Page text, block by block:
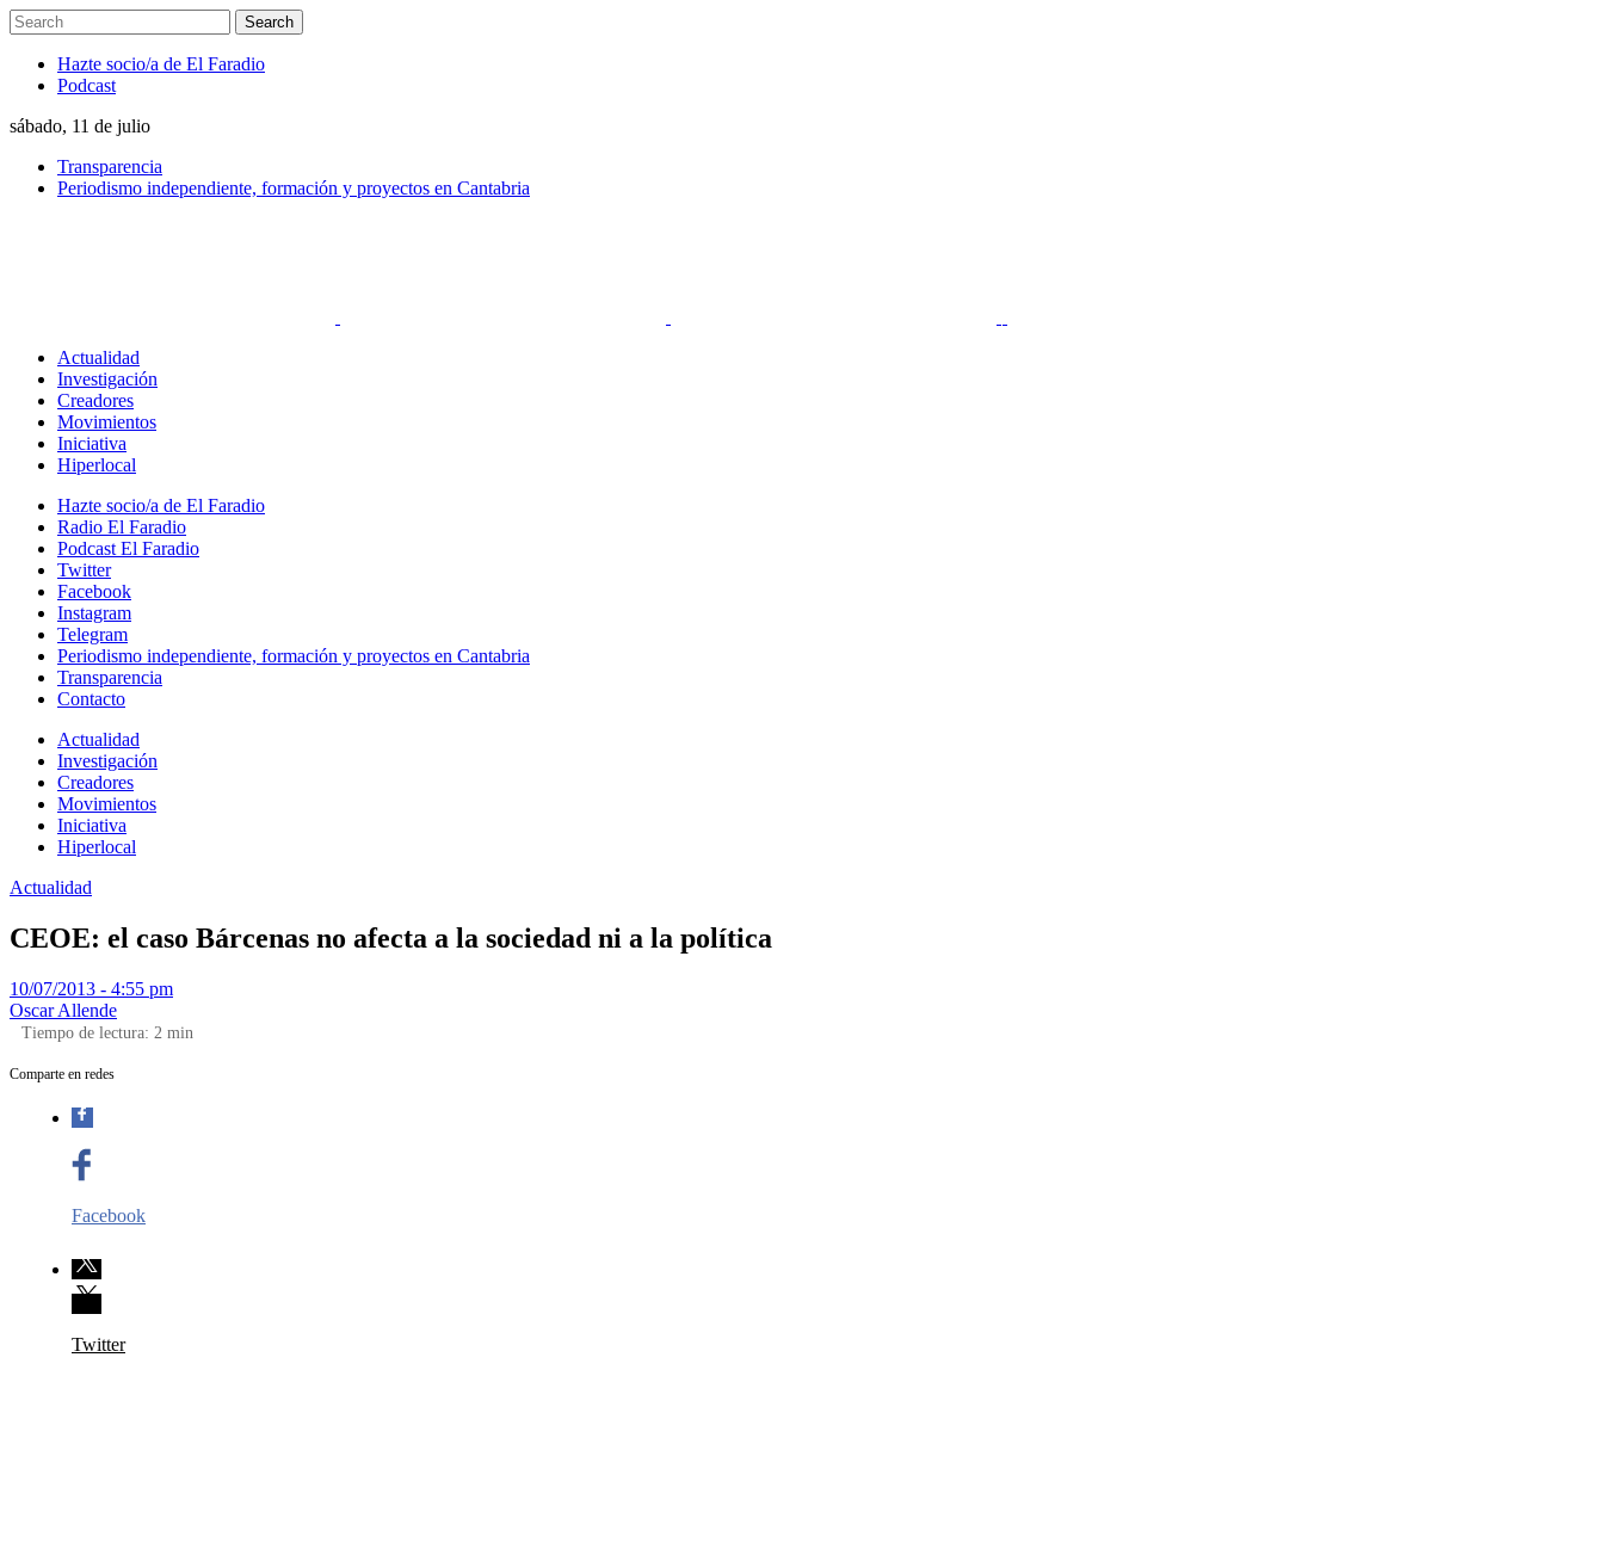
Hazte socio/a de El Faradio
Podcast
sábado, 11 de julio
Transparencia
Periodismo independiente, formación y proyectos en Cantabria
Actualidad
Investigación
Creadores
Movimientos
Iniciativa
Hiperlocal
Hazte socio/a de El Faradio
Radio El Faradio
Podcast El Faradio
Twitter
Facebook
Instagram
Telegram
Periodismo independiente, formación y proyectos en Cantabria
Transparencia
Contacto
Actualidad
Investigación
Creadores
Movimientos
Iniciativa
Hiperlocal
Actualidad
CEOE: el caso Bárcenas no afecta a la sociedad ni a la política
10/07/2013 - 4:55 pm
Oscar Allende
Tiempo de lectura: 2 min
Comparte en redes
Facebook
Twitter